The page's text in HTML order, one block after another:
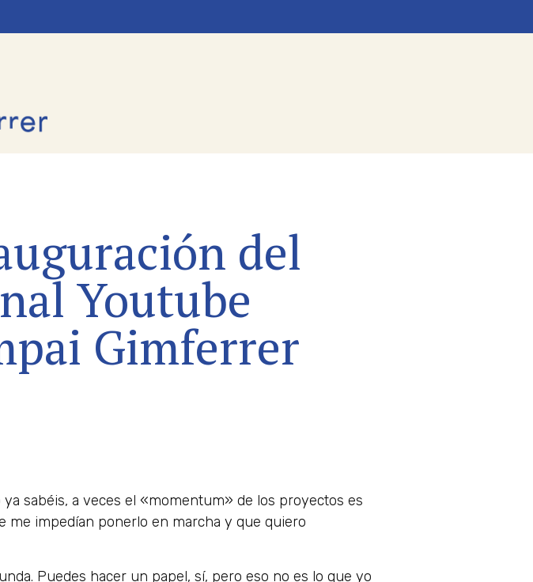
del
Youtube
Gimferrer
sabéis, a veces el «momentum» de los proyectos es
me impedían ponerlo en marcha y que quiero
Puedes hacer un papel, sí, pero eso no es lo que yo